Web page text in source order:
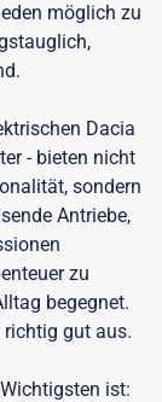
möglich zu
Dacia
- bieten nicht
sondern
Antriebe,
zu
begegnet.
richtig gut aus.
ist: